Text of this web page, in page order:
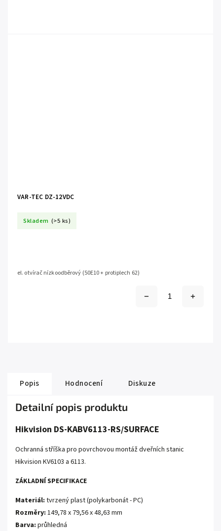
VAR-TEC DZ-12VDC
Skladem (>5 ks)
el. otvírač nízkoodběrový (50E10 + protiplech 62)
Popis Hodnocení Diskuze
Detailní popis produktu
Hikvision DS-KABV6113-RS/SURFACE
Ochranná stříška pro povrchovou montáž dveřních stanic
Hikvision KV6103 a 6113.
ZÁKLADNÍ SPECIFIKACE
Materiál: tvrzený plast (polykarbonát - PC)
Rozměry: 149,78 x 79,56 x 48,63 mm
Barva: průhledná